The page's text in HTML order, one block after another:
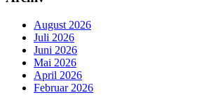
August 2026
Juli 2026
Juni 2026
Mai 2026
April 2026
Februar 2026